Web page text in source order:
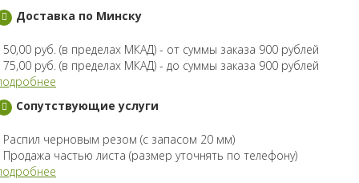
Доставка по Минску
50,00 руб. (в пределах МКАД) - от суммы заказа 900 рублей
75,00 руб. (в пределах МКАД) - до суммы заказа 900 рублей
Сопутствующие услуги
Распил черновым резом (с запасом 20 мм)
Продажа частью листа (размер уточнять по телефону)